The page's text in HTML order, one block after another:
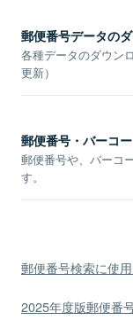
郵便番号データの
各種データのダウン
更新）
郵便番号・バーコ
郵便番号や、バーコ
す。
郵便番号検索に使
2025年度版郵便番